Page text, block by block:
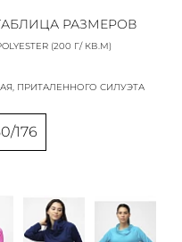
РАЗМЕРОВ
(200 Г/ КВ.М)
ПРИТАЛЕННОГО СИЛУЭТА
176